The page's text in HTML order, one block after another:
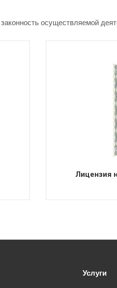
осуществляемой
Лицензия
Услуги